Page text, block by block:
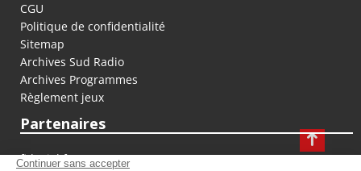
CGU
Politique de confidentialité
Sitemap
Archives Sud Radio
Archives Programmes
Règlement jeux
Partenaires
fiducial.fr